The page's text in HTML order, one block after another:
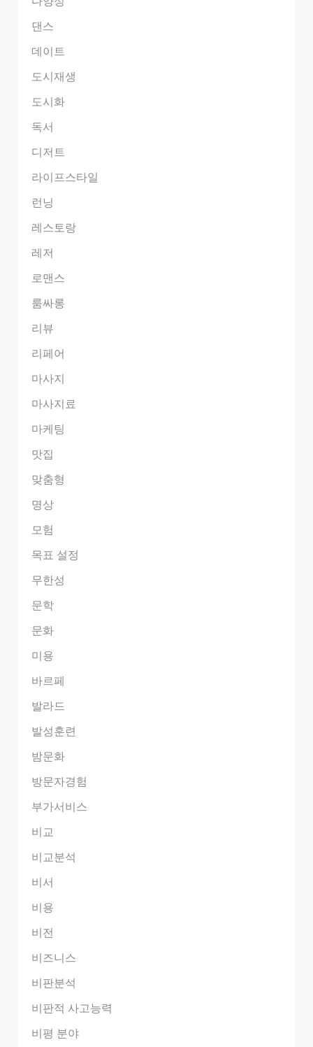
댄스
데이트
도시재생
도시화
독서
디저트
라이프스타일
런닝
레스토랑
레저
로맨스
룸싸롱
리뷰
리페어
마사지
마사지료
마케팅
맛집
맞춤형
명상
모험
목표 설정
무한성
문학
문화
미용
바르페
발라드
발성훈련
밤문화
방문자경험
부가서비스
비교
비교분석
비서
비용
비전
비즈니스
비판분석
비판적 사고능력
비평 분야